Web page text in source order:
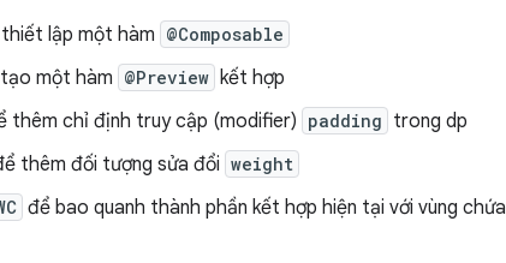
lập một hàm @Composable
một hàm @Preview kết hợp
thêm chỉ định truy cập (modifier) padding trong dp
thêm đối tượng sửa đổi weight
để bao quanh thành phần kết hợp hiện tại với vùng chứa